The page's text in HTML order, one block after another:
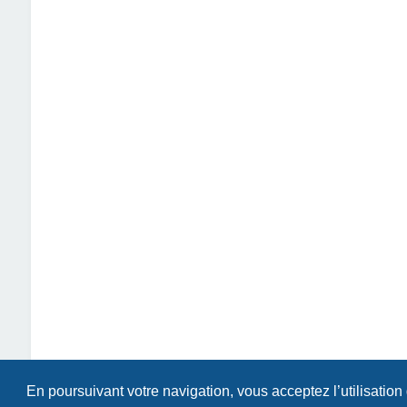
En poursuivant votre navigation, vous acceptez l’utilisation
Index du forum